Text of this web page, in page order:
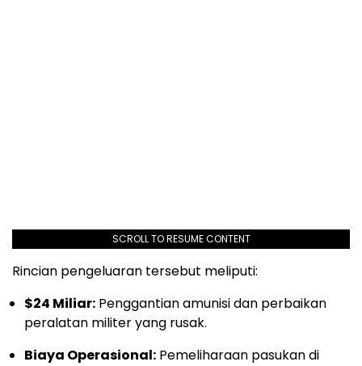
SCROLL TO RESUME CONTENT
Rincian pengeluaran tersebut meliputi:
$24 Miliar: Penggantian amunisi dan perbaikan
peralatan militer yang rusak.
Biaya Operasional: Pemeliharaan pasukan di